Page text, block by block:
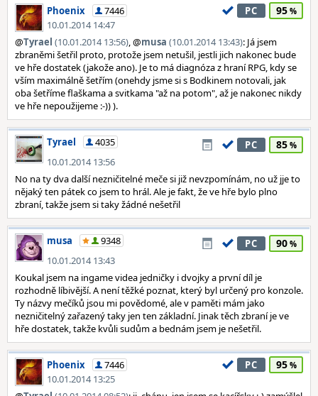
Phoenix
7446
10.01.2014 14:47
PC 95
@Tyrael (10.01.2014 13:56), @musa (10.01.2014 13:43): Já jsem
zbraněmi šetřil proto, protože jsem netušil, jestli jich nakonec bude
ve hře dostatek (jakože ano). Je to má diagnóza z hraní RPG, kdy se
vším maximálně šetřím (onehdy jsme si s Bodkinem notovali, jak
oba šetříme flaškama a svitkama "až na potom", až je nakonec nikdy
ve hře nepoužijeme :-)) ).
Tyrael
4035
10.01.2014 13:56
PC 85
No na ty dva další nezničitelné meče si již nevzpomínám, no už jje to
nějaký ten pátek co jsem to hrál. Ale je fakt, že ve hře bylo plno
zbraní, takže jsem si taky žádné nešetřil
musa
9348
10.01.2014 13:43
PC 90
Koukal jsem na ingame videa jedničky i dvojky a první díl je
rozhodně líbivější. A není těžké poznat, který byl určený pro konzole.
Ty názvy mečíků jsou mi povědomé, ale v paměti mám jako
nezničitelný zařazený taky jen ten základní. Jinak těch zbraní je ve
hře dostatek, takže kvůli sudům a bednám jsem je nešetřil.
Phoenix
7446
10.01.2014 13:25
PC 95